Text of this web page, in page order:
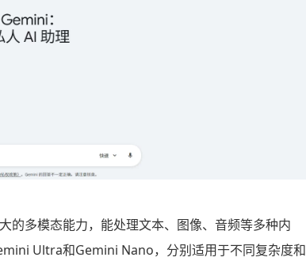
的多模态能力，能处理文本、图像、音频等多种内
Ultra和Gemini Nano，分别适用于不同复杂度和